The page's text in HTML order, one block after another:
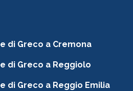
di Greco a Cremona
di Greco a Reggiolo
di Greco a Reggio Emilia